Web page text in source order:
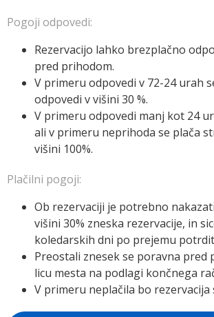
Pogoji odpovedi:
Rezervacijo lahko brezplačno
pred prihodom.
V primeru odpovedi v 72-24 urah
odpovedi v višini 30 %.
V primeru odpovedi manj kot 24
ali v primeru neprihoda se plača
višini 100%.
Plačilni pogoji:
Ob rezervaciji je potrebno
višini 30% zneska rezervacije, in
koledarskih dni po prejemu
Preostali znesek se poravna pred
licu mesta na podlagi končnega
V primeru neplačila bo